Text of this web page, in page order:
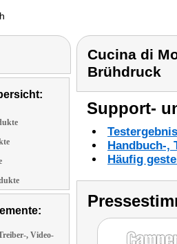
, Video-
Cucina di
Brühdruck
Support-
Handbuch-,
Häufig